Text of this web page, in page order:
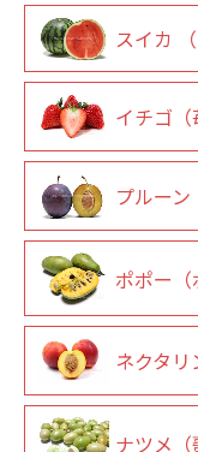
スイカ
イチゴ（
プルーン
ポポー（
ネクタリ
ナツメ（